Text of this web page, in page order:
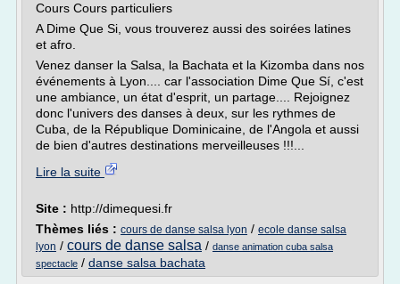
Cours Cours particuliers
A Dime Que Si, vous trouverez aussi des soirées latines
et afro.
Venez danser la Salsa, la Bachata et la Kizomba dans nos
événements à Lyon.... car l'association Dime Que Sí, c'est
une ambiance, un état d'esprit, un partage.... Rejoignez
donc l'univers des danses à deux, sur les rythmes de
Cuba, de la République Dominicaine, de l'Angola et aussi
de bien d'autres destinations merveilleuses !!!...
Lire la suite
Site : http://dimequesi.fr
Thèmes liés : cours de danse salsa lyon / ecole danse salsa
lyon / cours de danse salsa / danse animation cuba salsa
spectacle / danse salsa bachata